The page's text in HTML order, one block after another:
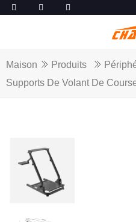
Maison Produits
Supports De Volant De